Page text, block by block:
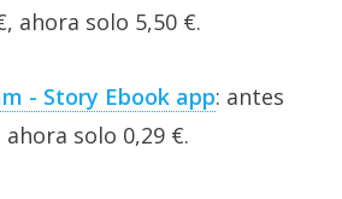
ahora solo 5,50 €.
- Story Ebook app: antes
solo 0,29 €.